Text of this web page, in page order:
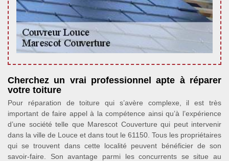
Cherchez un vrai professionnel apte à réparer
votre toiture
Pour réparation de toiture qui s’avère complexe, il est très
important de faire appel à la compétence ainsi qu’à l’expérience
d’une société telle que Marescot Couverture qui peut intervenir
dans la ville de Louce et dans tout le 61150. Tous les propriétaires
qui se trouvent dans cette localité peuvent bénéficier de son
savoir-faire. Son avantage parmi les concurrents se situe au